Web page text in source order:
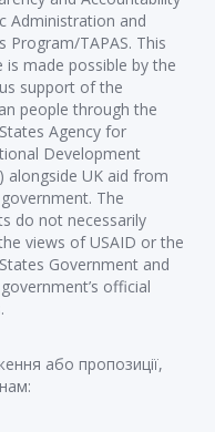
Administration and
Program/TAPAS. This
is made possible by the
support of the
people through the
Agency for
Development
alongside UK aid from
The
do not necessarily
views of USAID or the
Government and
official
або пропозиції,